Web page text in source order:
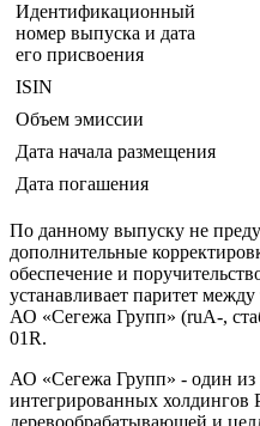
Идентификационный
номер выпуска и дата
его присвоения
ISIN
Объем эмиссии
Дата начала размещения
Дата погашения
По данному выпуску не
дополнительные
обеспечение и
устанавливает паритет
АО «Сегежа Групп» (ruA-,
01R.
АО «Сегежа Групп» - один
интегрированных холдингов